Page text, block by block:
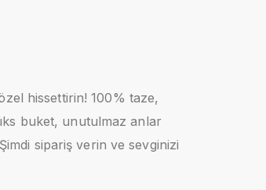
hissettirin! 100% taze,
buket, unutulmaz anlar
sipariş verin ve sevginizi